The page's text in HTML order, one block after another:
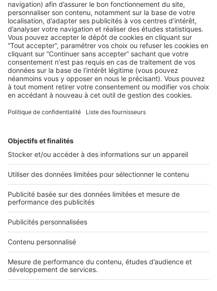
BUSINESS
Boost Social Immo : la solution pour
piloter et amplifier la visibilité de vos
annonces sur les réseaux sociaux
SeLoger lance aujourd’hui Boost Social Immo, un outil qui
vous donne la possibilité de mettre en avant ...
2 rue des Italiens 75009 Paris
01 53 38 80 00
Nos solutions pro